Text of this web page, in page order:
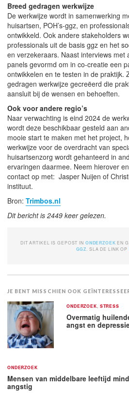
Breed gedragen werkwijze
De werkwijze wordt in samenwerking
huisartsen, POH’s-ggz, en
ontwikkeld. Ook andere stakeholders
professionals uit de basis ggz en het
en verzekeraars. Naast interviews met
panels gevormd om in co-creatie een
ontwikkelen en te testen in de praktijk.
gedragen werkwijze gecreëerd die
aansluit bij de wensen en behoeften.
Ook voor andere regio’s
Naar verwachting is eind 2024 de
wordt deze beschikbaar gesteld aan
mooie start te maken met het project,
werkwijze voor de overdracht van
huisartsenzorg wordt gehanteerd in
ervaringen daarmee. Neem hierover
contact op met: Jasper Nuijen of
instituut.
Bron: Trimbos.nl
Dit bericht is 2449 keer gelezen.
DIT ARTIKEL IS GEPOST IN ONDERZOEK EN
GGZ . SLA DE LINK OP
JE BENT MISSCHIEN OOK
ONDERZOEK STRESS
Overmatig
angst en
ONDERZOEK
Mensen van middelbare leeftijd
angstig